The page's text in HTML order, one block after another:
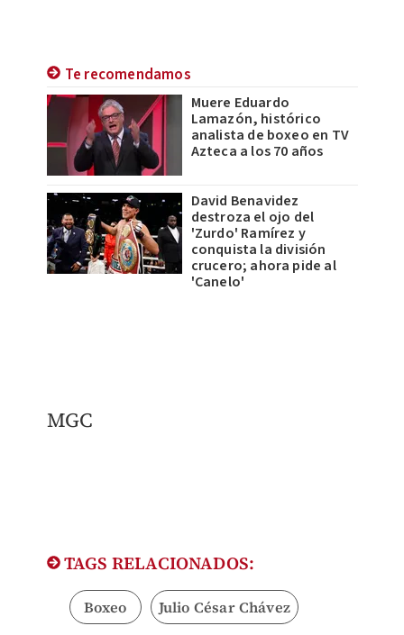
Te recomendamos
Muere Eduardo
Lamazón, histórico
analista de boxeo en TV
Azteca a los 70 años
David Benavidez
destroza el ojo del
'Zurdo' Ramírez y
conquista la división
crucero; ahora pide al
'Canelo'
MGC
TAGS RELACIONADOS:
Boxeo Julio César Chávez